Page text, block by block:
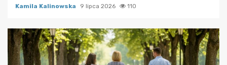
Kamila Kalinowska 9 lipca 2026 110